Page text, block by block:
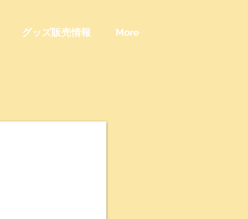
グッズ販売情報 More